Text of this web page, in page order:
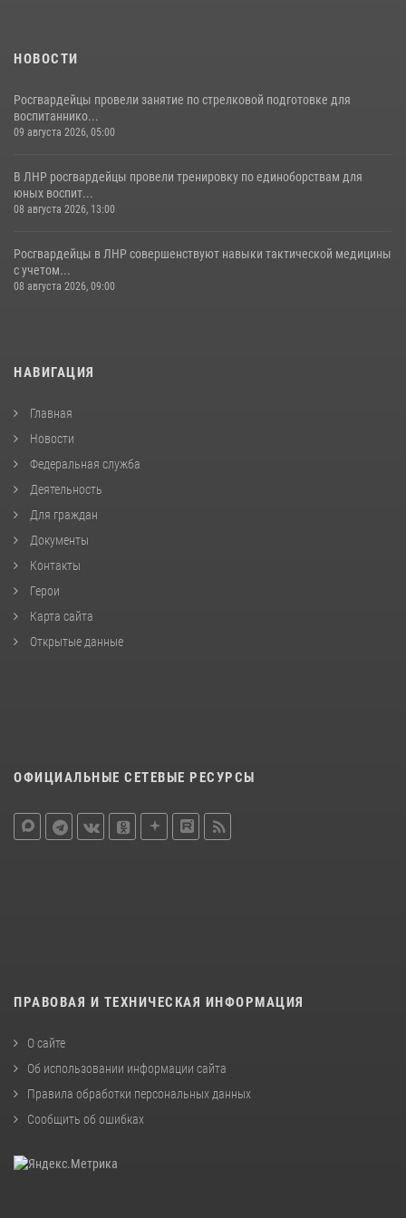
НОВОСТИ
Росгвардейцы провели занятие по стрелковой подготовке для
воспитаннико...
09 августа 2026, 05:00
В ЛНР росгвардейцы провели тренировку по единоборствам для
юных воспит...
08 августа 2026, 13:00
Росгвардейцы в ЛНР совершенствуют навыки тактической медицины
с учетом...
08 августа 2026, 09:00
НАВИГАЦИЯ
Главная
Новости
Федеральная служба
Деятельность
Для граждан
Документы
Контакты
Герои
Карта сайта
Открытые данные
ОФИЦИАЛЬНЫЕ СЕТЕВЫЕ РЕСУРСЫ
ПРАВОВАЯ И ТЕХНИЧЕСКАЯ ИНФОРМАЦИЯ
О сайте
Об использовании информации сайта
Правила обработки персональных данных
Сообщить об ошибках